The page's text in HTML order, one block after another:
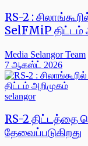
RS-2 :
SelFMiP திட்டம்
Media Selangor Team
7 ஆகஸ்ட் 2026
selangor
RS-2 திட்டத்தை
தேவைப்படுகிறது